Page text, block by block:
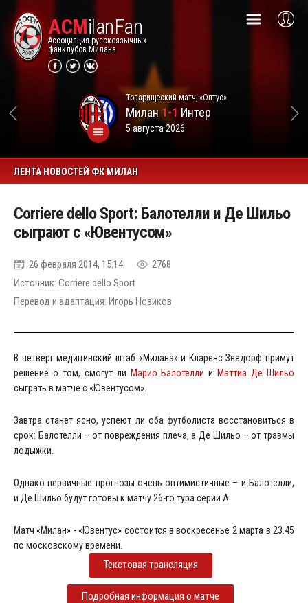
ACMilanFan
Ассоциация русскоязычных
фанклубов Милана
Товарищеский матч, «Оптус»
Милан1-1 Интер
5 августа 2026
ЛЕНТА НОВОСТЕЙ ФК МИЛАН
Corriere dello Sport: Балотелли и Де Шильо
сыграют с «Ювентусом»
26 февраля 2014, 15:14
2768
Источник: Corriere dello Sport
Перевод и адаптация: Игорь Новиков
В четверг медицинский штаб «Милана» и Кларенс Зеедорф примут
решение о том, смогут ли Марио Балотелли и Маттиа Де Шильо
сыграть в матче с «Ювентусом».
Завтра станет ясно, успеют ли оба футболиста восстановиться в
срок: Балотелли – от повреждения плеча, а Де Шильо – от травмы
лодыжки.
Однако первичные прогнозы очень оптимистичные – и Балотелли,
и Де Шильо будут готовы к матчу 26-го тура серии А.
Матч «Милан» - «Ювентус» состоится в воскресенье 2 марта в 23.45
по московскому времени.
Текстовая трансляция
Подробная информация о матче